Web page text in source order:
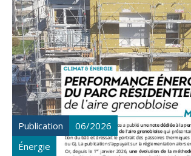
Publication
06/2026
Énergie